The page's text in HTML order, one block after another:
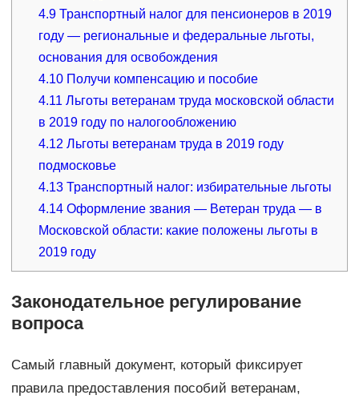
4.9 Транспортный налог для пенсионеров в 2019
году — региональные и федеральные льготы,
основания для освобождения
4.10 Получи компенсацию и пособие
4.11 Льготы ветеранам труда московской области
в 2019 году по налогообложению
4.12 Льготы ветеранам труда в 2019 году
подмосковье
4.13 Транспортный налог: избирательные льготы
4.14 Оформление звания — Ветеран труда — в
Московской области: какие положены льготы в
2019 году
Законодательное регулирование
вопроса
Самый главный документ, который фиксирует
правила предоставления пособий ветеранам,